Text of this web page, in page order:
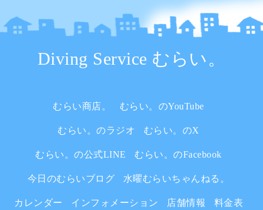
Diving Service むらい。
むらい商店。 むらい。のYouTube
むらい。のラジオ むらい。のX
むらい。の公式LINE むらい。のFacebook
今日のむらいブログ 水曜むらいちゃんねる。
カレンダー インフォメーション 店舗情報 料金表